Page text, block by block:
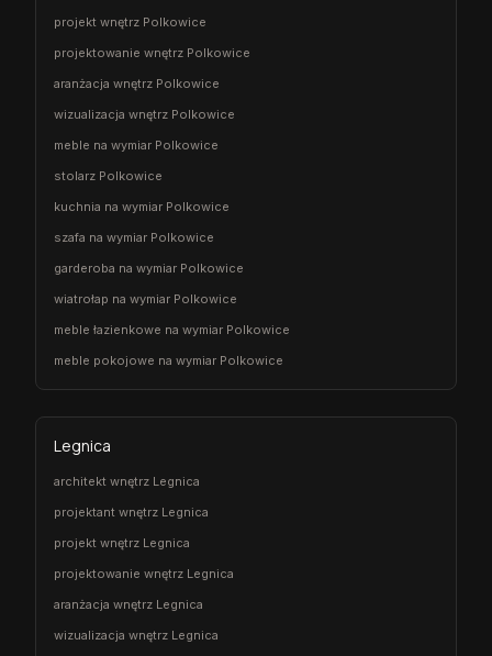
projekt wnętrz Polkowice
projektowanie wnętrz Polkowice
aranżacja wnętrz Polkowice
wizualizacja wnętrz Polkowice
meble na wymiar Polkowice
stolarz Polkowice
kuchnia na wymiar Polkowice
szafa na wymiar Polkowice
garderoba na wymiar Polkowice
wiatrołap na wymiar Polkowice
meble łazienkowe na wymiar Polkowice
meble pokojowe na wymiar Polkowice
Legnica
architekt wnętrz Legnica
projektant wnętrz Legnica
projekt wnętrz Legnica
projektowanie wnętrz Legnica
aranżacja wnętrz Legnica
wizualizacja wnętrz Legnica